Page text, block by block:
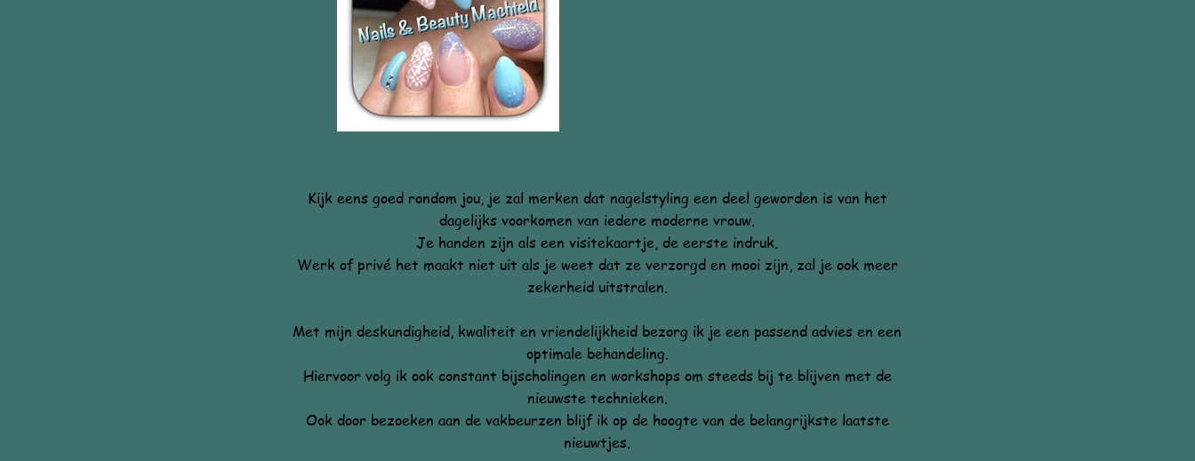
Kijk eens goed rondom jou, je zal merken dat nagelstyling een deel geworden is van het
dagelijks voorkomen van iedere moderne vrouw.
Je handen zijn als een visitekaartje, de eerste indruk.
Werk of privé het maakt niet uit als je weet dat ze verzorgd en mooi zijn, zal je ook meer
zekerheid uitstralen.
Met mijn deskundigheid, kwaliteit en vriendelijkheid bezorg ik je een passend advies en een
optimale behandeling.
Hiervoor volg ik ook constant bijscholingen en workshops om steeds bij te blijven met de
nieuwste technieken.
Ook door bezoeken aan de vakbeurzen blijf ik op de hoogte van de belangrijkste laatste
nieuwtjes.